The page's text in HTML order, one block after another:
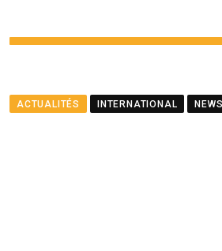
ACTUALITÉS INTERNATIONAL NEWS